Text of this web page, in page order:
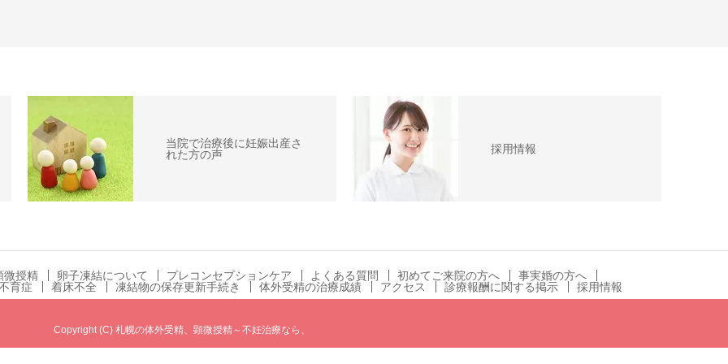
当院で治療後に妊娠出産さ
れた方の声
採用情報
微授精 卵子凍結について プレコンセプションケア よくある質問 初めてご来院の方へ
事実婚の方へ
育症 着床不全 凍結物の保存更新手続き 体外受精の治療成績 アクセス 診療報酬に関する掲示 採用情報
Copyright (C) 札幌の体外受精、顕微授精～不妊治療なら、